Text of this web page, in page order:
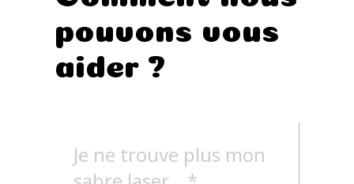
pouvons vous
aider ?